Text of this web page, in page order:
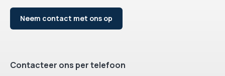
Neem contact met ons op
Contacteer ons per telefoon